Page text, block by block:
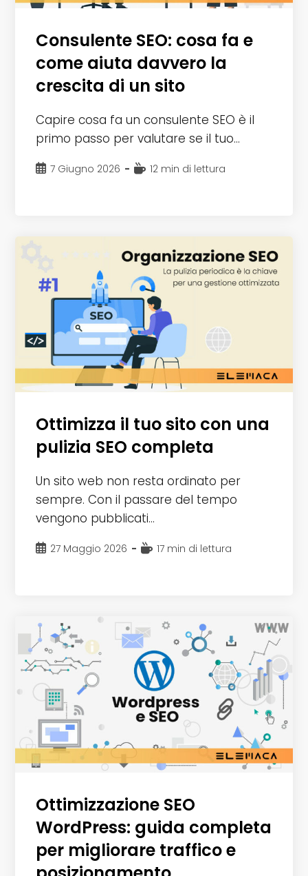
Consulente SEO: cosa fa e
come aiuta davvero la
crescita di un sito
Capire cosa fa un consulente SEO è il
primo passo per valutare se il tuo…
Articolo
7 Giugno 2026
Tempo12 min di lettura
Ottimizza il tuo sito con una
pulizia SEO completa
Un sito web non resta ordinato per
sempre. Con il passare del tempo
vengono pubblicati…
Articolo
27 Maggio 2026
Tempo17 min di lettura
Ottimizzazione SEO
WordPress: guida completa
per migliorare traffico e